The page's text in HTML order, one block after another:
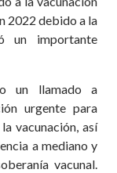
2022 debido a la
un importante
un llamado a
urgente para
vacunación, así
a mediano y
vacunal.